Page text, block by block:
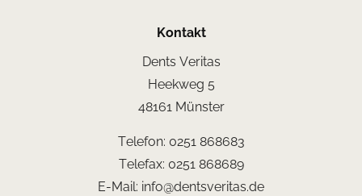
Kontakt
Dents Veritas
Heekweg 5
48161 Münster
Telefon: 0251 868683
Telefax: 0251 868689
E-Mail: info@dentsveritas.de